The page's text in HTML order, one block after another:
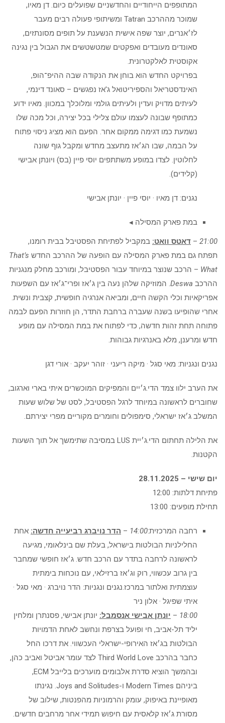
המתופפים הייחודיים והחדשניים שפועלים כיום. דן מאיו,
שמוכר מההרכב Tatran ומשיתופי פעולה רבים מעבר
לז׳אנרים, יוצר שפה אישית הנשענת על תופים מסונתזים,
סאונדים מעובדים ואפקטים שמטשטשים את הגבול בין נגינה
אקוסטית לאלקטרונית.
בפרויקט החדש הוא בוחן את הנקודה שבה ההיפ־הופ,
האינדסטריאל והספיריטואל ג'אז נפגשים – סאונד דינמי,
לעיתים מדויק ועדין ולעיתים גולמי ומלוכלך במכוון. מאיו ידוע
כמתופף שבונה לעצמו עולם צלילי בכל יצירה, וכל מכה שלו
נשמעת כמו דגימה ממקום אחר. הפעם הוא מציג ניסוי פתוח
על הבמה, שבו הג׳אז מתעצב מחדש ומקבל גוף שונה
לחלוטין. לצדו במופע משתתפים יוסי פיין (בס) ויונתן אבישי
(קלידים).
נגנים: דן מאיו · יוסי פיין · יונתן אבישי
במת פארק המסילה ◂
21:00
– דאטס וואט: במקביל לפתיחת הפסטיבל בבית רומנו,
תפתח גם במת פארק המסילה עם הופעה של ההרכב החדש
That’s
What – הרכב שנוצר במיוחד עבור הפסטיבל, ומורכב מחלק מנגניות
ההרכב Deswa. המוזיקה שלהן נעה בין ג׳אז ופרי־ג׳אז עם השפעות
אפריקאיות וכלי הקשה חיים, ומביאה אנרגיה חופשית, קצבית ונשית.
אחרי שהופיעו בשנה שעברה ברחבת התדר, הן חוזרות הפעם לבמה
פתוחה תחת זהות חדשה, כדי לפתוח את במת המסילה עם מופע
חדש ומרענן, מלא באנרגיות גבוהות.
נגנים ונגניות: מאי סגל · מיקה ריעני · זוהר יעקב · אורי דגן
את הערב ילוו צמד הדי.ג׳יים והמפיקים המוכשרים איתי בארי וארגוב,
שחוברים לראשונה במיוחד לרגל הפסטיבל, לסט של שלוש שעות
המשלב ג׳אז ישראלי, סימפולים וחומרים מקוריים מפרי יצירתם.
את הלילה תחתום הדי.ג׳יית LUS במסיבה שתימשך אל תוך השעות
הקטנות.
יום שישי – 28.11.2025
פתיחת דלתות: 12:00
תחילת מופעים: 13:00
רחבה המרכזית:14:00
– הדר נויברג רביעייה חדשה: אחת
החלילניות הבולטות בישראל, בעלת שם בינלאומי, מגיעה
לראשונה לרחבה בתדר עם הרכב חדש. ג׳אז חופשי שמחבר
בין גרוב עכשווי, רוק וג׳אז ברזילאי, עם נוכחות בימתית
עוצמתית ואלתור במרכז.נגנים ונגניות: הדר נויברג · מאי סגל ·
איתי שפיגל · אלון ניר
18:00
– יונתן אבישי אנסמבל: יונתן אבישי, פסנתרן ומלחין
יליד תל-אביב, חי ופועל בצרפת ונחשב לאחת הדמויות
הבולטות בג׳אז האירופי-ישראלי העכשווי. את דרכו החל
כחבר בהרכב Third World Love לצד עומר אביטל ואביב כהן,
ובהמשך הוציא סדרת אלבומים מוערכים בלייבל ECM,
ביניהם Modern Times ו-Joys and Solitudes. נגינתו
מאופיינת באיפוק, עומק והרמוניות מהפנטות, שילוב של
מסורת ג׳אז קלאסית עם חיפוש תמידי אחר מרחבים חדשים.